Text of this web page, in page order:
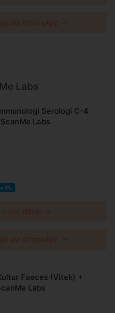
via WhatsApp →
Labs
Serologi C-4
Labs
5%
Lihat detail →
via WhatsApp →
Faeces (Vitek) +
Labs